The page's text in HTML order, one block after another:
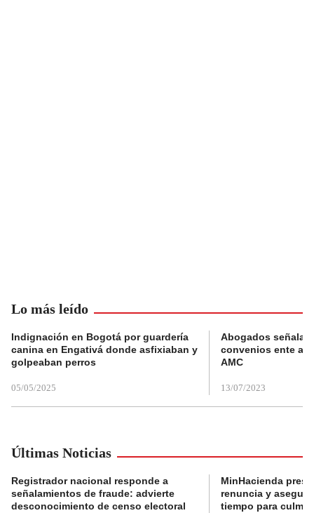
Lo más leído
Indignación en Bogotá por guardería
canina en Engativá donde asfixiaban y
golpeaban perros
05/05/2025
Abogados
convenios ente
AMC
13/07/2023
Últimas Noticias
Registrador nacional responde a
señalamientos de fraude: advierte
desconocimiento de censo electoral
MinHacienda
renuncia y
tiempo para